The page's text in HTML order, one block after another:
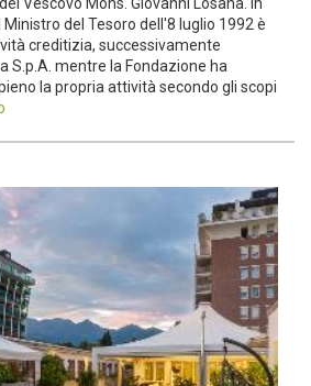
del Tesoro dell'8 luglio 1992 è
creditizia, successivamente
S.p.A. mentre la Fondazione ha
la propria attività secondo gli scopi